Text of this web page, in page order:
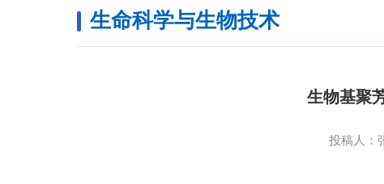
生命科学与生物技术
生物基聚
投稿人：